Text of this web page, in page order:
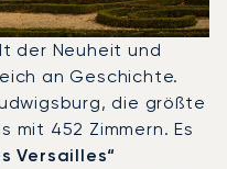
der Neuheit und
an Geschichte.
die größte
mit 452 Zimmern. Es
Versailles“